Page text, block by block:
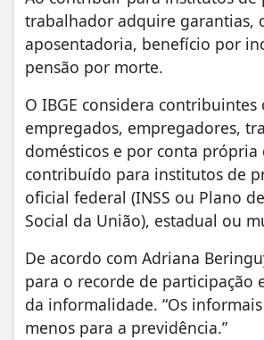
trabalhador adquire garantias,
aposentadoria, benefício por
pensão por morte.
O IBGE considera contribuintes
empregados, empregadores,
domésticos e por conta própria
contribuído para institutos de
oficial federal (INSS ou Plano
Social da União), estadual ou
De acordo com Adriana
para o recorde de participação
da informalidade. “Os
menos para a previdência.”